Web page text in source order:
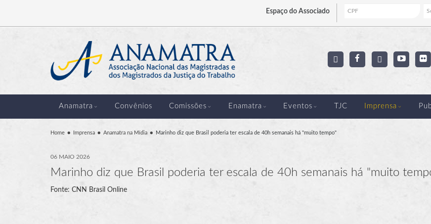
Espaço do Associado
Anamatra Convênios Comissões Enamatra Eventos TJC Imprensa
Home Imprensa Anamatra na Mídia Marinho diz que Brasil poderia ter escala de 40h semanais há "muito tempo"
06 MAIO 2026
Marinho diz que Brasil poderia ter escala de 40h semanais há "muito
Fonte: CNN Brasil Online